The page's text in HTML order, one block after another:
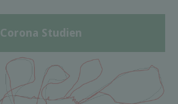
Corona Studien